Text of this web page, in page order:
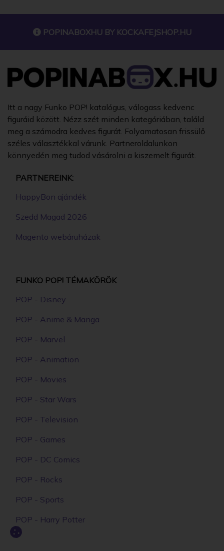
POPINABOXHU BY KOCKAFEJSHOP.HU
Itt a nagy Funko POP! katalógus, válogass kedvenc
figuráid között. Nézz szét minden kategóriában, találd
meg a számodra kedves figurát. Folyamatosan frissülő
széles választékkal várunk. Partneroldalunkon
könnyedén meg tudod vásárolni a kiszemelt figurát.
PARTNEREINK:
HappyBon ajándék
Szedd Magad 2026
Magento webáruházak
FUNKO POP! TÉMAKÖRÖK
POP - Disney
POP - Anime & Manga
POP - Marvel
POP - Animation
POP - Movies
POP - Star Wars
POP - Television
POP - Games
POP - DC Comics
POP - Rocks
POP - Sports
POP - Harry Potter